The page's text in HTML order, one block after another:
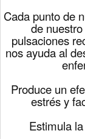
Cada punto de
de
pulsaciones
nos ayuda al
Produce un
estrés y
Estimula